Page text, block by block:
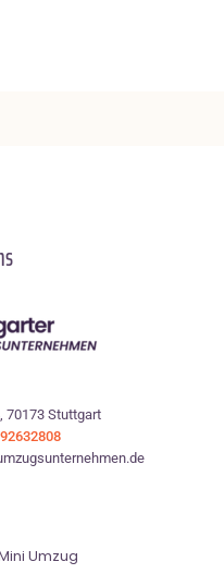
70173 Stuttgart
Umzug